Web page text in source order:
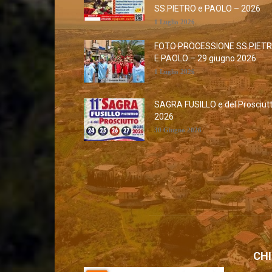
SS.PIETRO e PAOLO – 2026
1 Luglio 2026
FOTO PROCESSIONE
E PAOLO – 29 giugno 2026
1 Luglio 2026
SAGRA FUSILLO e del
2026
30 Giugno 2026